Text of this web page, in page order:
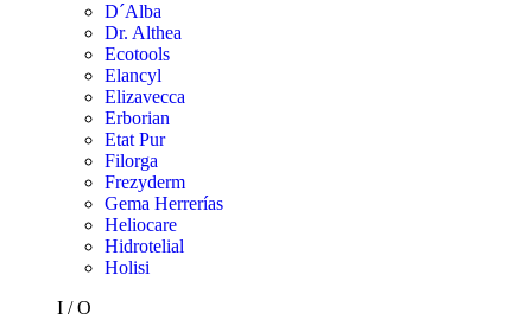
D´Alba
Dr. Althea
Ecotools
Elancyl
Elizavecca
Erborian
Etat Pur
Filorga
Frezyderm
Gema Herrerías
Heliocare
Hidrotelial
Holisi
I / O